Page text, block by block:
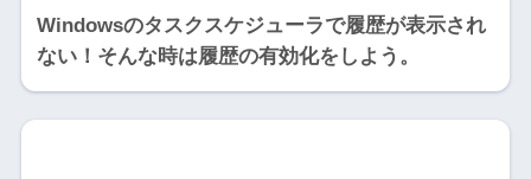
Windowsのタスクスケジューラで履歴が表示され
ない！そんな時は履歴の有効化をしよう。